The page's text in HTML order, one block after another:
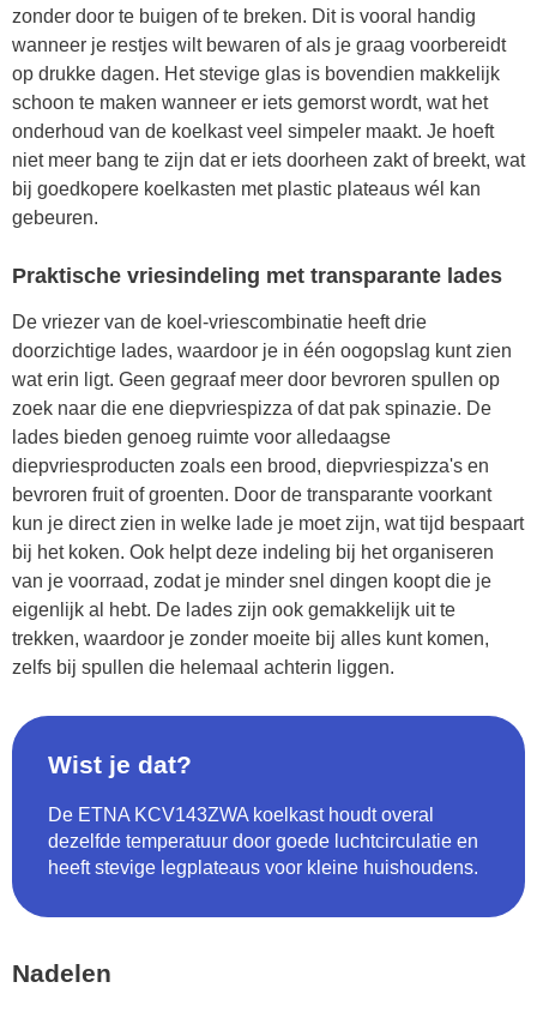
zonder door te buigen of te breken. Dit is vooral handig
wanneer je restjes wilt bewaren of als je graag voorbereidt
op drukke dagen. Het stevige glas is bovendien makkelijk
schoon te maken wanneer er iets gemorst wordt, wat het
onderhoud van de koelkast veel simpeler maakt. Je hoeft
niet meer bang te zijn dat er iets doorheen zakt of breekt, wat
bij goedkopere koelkasten met plastic plateaus wél kan
gebeuren.
Praktische vriesindeling met transparante lades
De vriezer van de koel-vriescombinatie heeft drie
doorzichtige lades, waardoor je in één oogopslag kunt zien
wat erin ligt. Geen gegraaf meer door bevroren spullen op
zoek naar die ene diepvriespizza of dat pak spinazie. De
lades bieden genoeg ruimte voor alledaagse
diepvriesproducten zoals een brood, diepvriespizza's en
bevroren fruit of groenten. Door de transparante voorkant
kun je direct zien in welke lade je moet zijn, wat tijd bespaart
bij het koken. Ook helpt deze indeling bij het organiseren
van je voorraad, zodat je minder snel dingen koopt die je
eigenlijk al hebt. De lades zijn ook gemakkelijk uit te
trekken, waardoor je zonder moeite bij alles kunt komen,
zelfs bij spullen die helemaal achterin liggen.
Wist je dat?
De ETNA KCV143ZWA koelkast houdt overal
dezelfde temperatuur door goede luchtcirculatie en
heeft stevige legplateaus voor kleine huishoudens.
Nadelen